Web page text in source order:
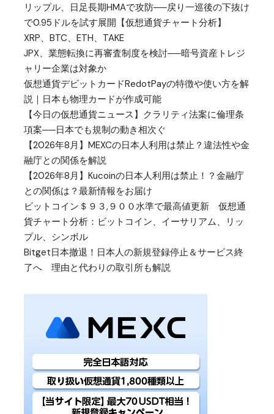
リップル、日足長期HMAで攻防──戻り一巡後の下抜け
で0.95ドルを試す展開【仮想通貨チャート分析】
XRP、BTC、ETH、TAKE
JPX、業態転換に再審査制度を検討──暗号資産トレジ
ャリー企業は対象か
仮想通貨デビットカードRedotPayの特徴や使い方を解
説｜日本も物理カードが作成可能
【今日の仮想通貨ニュース】クラリティ法案に倫理条
項案──日本でも規制の動き相次ぐ
【2026年8月】MEXCの日本人利用は禁止？違法性や金
融庁との関係を解説
【2026年8月】Kucoinの日本人利用は禁止！？金融庁
との関係は？最新情報をお届け
ビットコイン＄９３,９００水準で最高値更新 仮想通
貨チャート分析：ビットコイン、イーサリアム、リッ
プル、シンボル
Bitget日本撤退！日本人の新規登録停止＆サービス終
了へ 理由と代わりの取引所も解説